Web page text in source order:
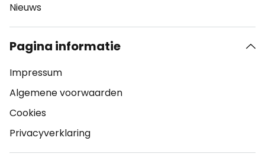
Nieuws
Pagina informatie
Impressum
Algemene voorwaarden
Cookies
Privacyverklaring